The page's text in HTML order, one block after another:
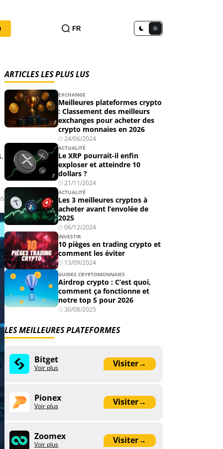
FR
ARTICLES LES PLUS LUS
EXCHANGE
Meilleures plateformes crypto
: Classement des meilleurs
exchanges pour acheter des
crypto monnaies en 2026
24/06/2024
ACTUALITÉ
Le XRP pourrait-il enfin
exploser et atteindre 10
dollars ?
21/11/2024
ACTUALITÉ
Les 3 meilleures cryptos à
acheter avant l’envolée de
2025
06/12/2024
INVESTIR
10 pièges en trading crypto et
comment les éviter
13/09/2024
GUIDES CRYPTOMONNAIES
Airdrop crypto : C’est quoi,
comment ça fonctionne et
notre top 5 pour 2026
30/08/2025
LES MEILLEURES PLATEFORMES
Bitget Visiter→
Voir plus
Pionex Visiter→
Voir plus
Zoomex Visiter→
Voir plus